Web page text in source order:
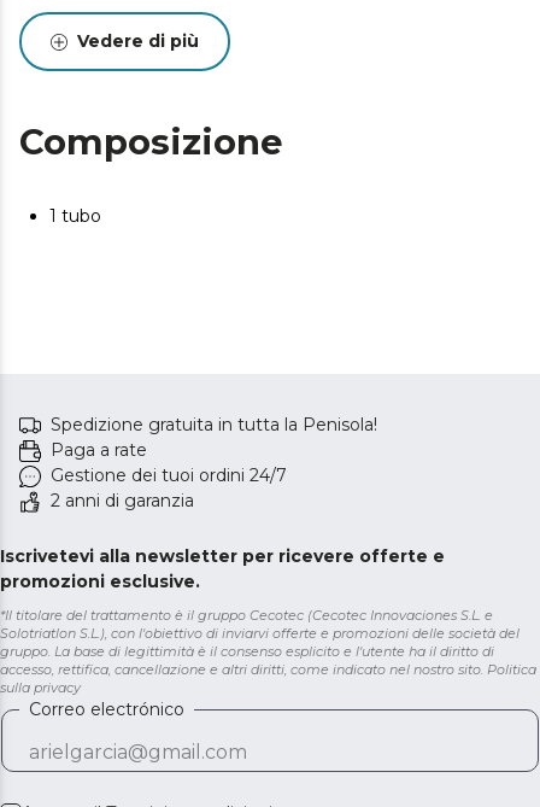
Vedere di più
Composizione
1 tubo
Spedizione gratuita in tutta la Penisola!
Paga a rate
Gestione dei tuoi ordini 24/7
2 anni di garanzia
Iscrivetevi alla newsletter per ricevere offerte e
promozioni esclusive.
*Il titolare del trattamento è il gruppo Cecotec (Cecotec Innovaciones S.L. e
Solotriatlon S.L.), con l'obiettivo di inviarvi offerte e promozioni delle società del
gruppo. La base di legittimità è il consenso esplicito e l'utente ha il diritto di
accesso, rettifica, cancellazione e altri diritti, come indicato nel nostro sito. Politica
sulla privacy
Correo electrónico